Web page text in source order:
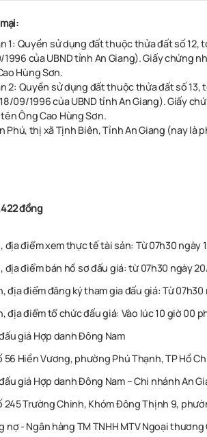
1: Quyền sử dụng đất thuộc thửa đất số 12,
1996 của UBND tỉnh An Giang).Giấy chứng
Hùng Sơn.
2: Quyền sử dụng đất thuộc thửa đất số
09/1996 của UBND tỉnh An Giang).Giấy
Ông Cao Hùng Sơn.
Phú, thị xã Tịnh Biên, Tỉnh An Giang (nay là
đồng
địa điểm xem thực tế tài sản: Từ 07h30 ngày
địa điểm bán hồ sơ đấu giá:từ 07h30 ngày
địa điểm đăng ký tham gia đấu giá: Từ07h30
địa điểm tổ chức đấu giá: Vào lúc 10 giờ 00
giá Hợp danh Đông Nam
56 Hiền Vương, phường Phú Thạnh, TP Hồ
giá Hợp danh Đông Nam – Chi nhánh An
245 Trường Chinh, Khóm Đông Thịnh 9,
nợ - Ngân hàng TM TNHH MTV Ngoại